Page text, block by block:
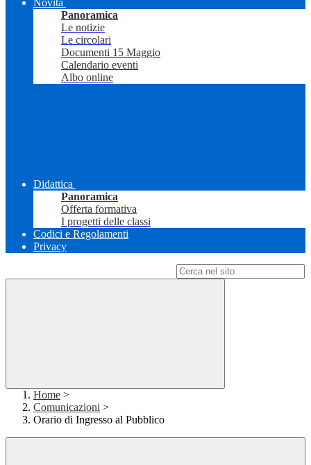
Novità
Panoramica
Le notizie
Le circolari
Documenti 15 Maggio
Calendario eventi
Albo online
Didattica
Panoramica
Offerta formativa
I progetti delle classi
Codici e Regolamenti
Privacy
Home >
Comunicazioni >
Orario di Ingresso al Pubblico